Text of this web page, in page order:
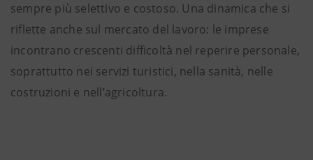
sempre più selettivo e costoso. Una dinamica che si
riflette anche sul mercato del lavoro: le imprese
incontrano crescenti difficoltà nel reperire personale,
soprattutto nei servizi turistici, nella sanità, nelle
costruzioni e nell’agricoltura.